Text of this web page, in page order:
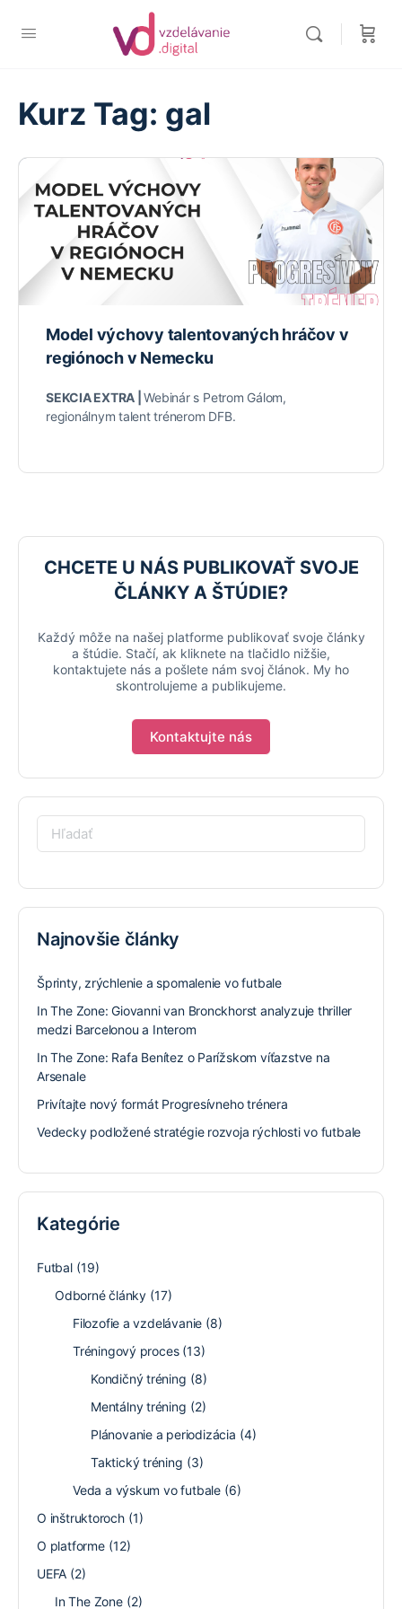
Kurz Tag: gal
Model výchovy talentovaných hráčov v
regiónoch v Nemecku
SEKCIA EXTRA |Webinár s Petrom Gálom,
regionálnym talent trénerom DFB.
CHCETE U NÁS PUBLIKOVAŤ SVOJE
ČLÁNKY A ŠTÚDIE?
Každý môže na našej platforme publikovať svoje články
a štúdie. Stačí, ak kliknete na tlačidlo nižšie,
kontaktujete nás a pošlete nám svoj článok. My ho
skontrolujeme a publikujeme.
Kontaktujte nás
Hľadať:
Najnovšie články
Šprinty, zrýchlenie a spomalenie vo futbale
In The Zone: Giovanni van Bronckhorst analyzuje thriller
medzi Barcelonou a Interom
In The Zone: Rafa Benítez o Parížskom víťazstve na
Arsenale
Privítajte nový formát Progresívneho trénera
Vedecky podložené stratégie rozvoja rýchlosti vo futbale
Kategórie
Futbal(19)
Odborné články (17)
Filozofie a vzdelávanie (8)
Tréningový proces(13)
Kondičný tréning (8)
Mentálny tréning (2)
Plánovanie a periodizácia (4)
Taktický tréning (3)
Veda a výskum vo futbale(6)
O inštruktoroch(1)
O platforme(12)
UEFA (2)
In The Zone(2)